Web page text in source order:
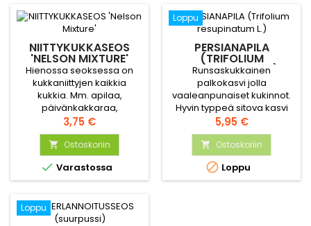
NIITTYKUKKASEOS
'NELSON MIXTURE'
Hienossa seoksessa on
kukkaniittyjen kaikkia
kukkia. Mm. apilaa,
päivänkakkaraa,
ruiskaunokkia,
ojakärsämöä. Kylvöpaikalle
valikoituvat siellä parhaiten
viihtyvät.
Hinta
3,75 €
 Ostoskoriin
 Varastossa
Loppu
PERSIANAPILA
(TRIFOLIUM
RESUPINATUM L.)
Runsaskukkainen
palkokasvi jolla
vaaleanpunaiset kukinnot.
Hyvin typpeä sitova kasvi
jota käytetään
maanparannukseen.
Hinta
5,95 €
 Ostoskoriin
 Loppu
Loppu